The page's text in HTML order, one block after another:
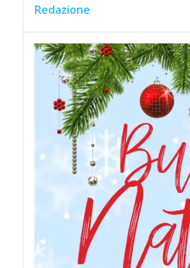
Redazione